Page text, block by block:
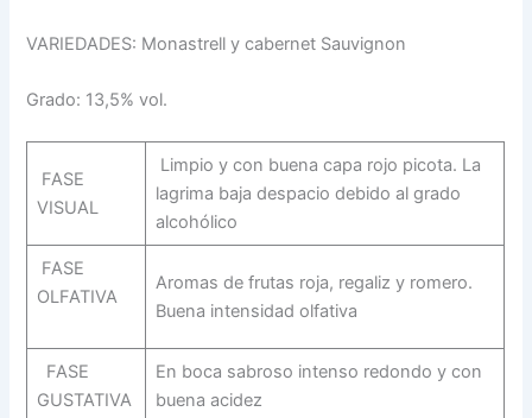
VARIEDADES: Monastrell y cabernet Sauvignon
Grado: 13,5% vol.
FASE
VISUAL
Limpio y con buena capa rojo picota. La
lagrima baja despacio debido al grado
alcohólico
FASE
OLFATIVA
Aromas de frutas roja, regaliz y romero.
Buena intensidad olfativa
FASE
GUSTATIVA
En boca sabroso intenso redondo y con
buena acidez